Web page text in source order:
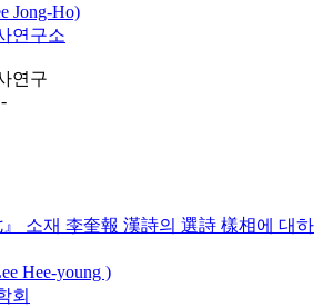
Jong-Ho)
연구소
연구
』 소재 李奎報 漢詩의 選詩 樣相에 대하
Hee-young )
회